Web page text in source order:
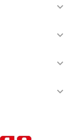



